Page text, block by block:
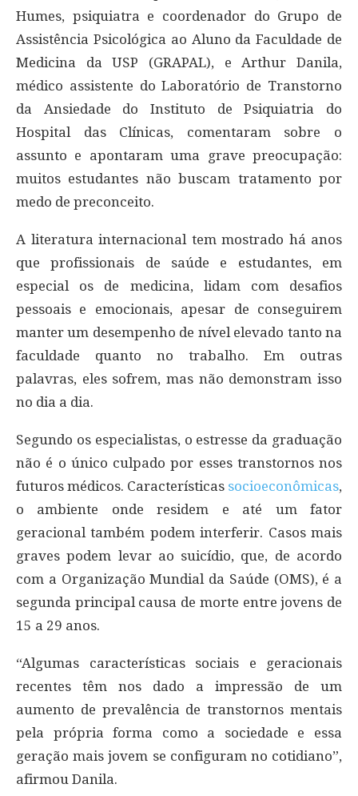
Humes, psiquiatra e coordenador do Grupo de
Assistência Psicológica ao Aluno da Faculdade de
Medicina da USP (GRAPAL), e Arthur Danila,
médico assistente do Laboratório de Transtorno
da Ansiedade do Instituto de Psiquiatria do
Hospital das Clínicas, comentaram sobre o
assunto e apontaram uma grave preocupação:
muitos estudantes não buscam tratamento por
medo de preconceito.
A literatura internacional tem mostrado há anos
que profissionais de saúde e estudantes, em
especial os de medicina, lidam com desafios
pessoais e emocionais, apesar de conseguirem
manter um desempenho de nível elevado tanto na
faculdade quanto no trabalho. Em outras
palavras, eles sofrem, mas não demonstram isso
no dia a dia.
Segundo os especialistas, o estresse da graduação
não é o único culpado por esses transtornos nos
futuros médicos. Características socioeconômicas,
o ambiente onde residem e até um fator
geracional também podem interferir. Casos mais
graves podem levar ao suicídio, que, de acordo
com a Organização Mundial da Saúde (OMS), é a
segunda principal causa de morte entre jovens de
15 a 29 anos.
“Algumas características sociais e geracionais
recentes têm nos dado a impressão de um
aumento de prevalência de transtornos mentais
pela própria forma como a sociedade e essa
geração mais jovem se configuram no cotidiano”,
afirmou Danila.